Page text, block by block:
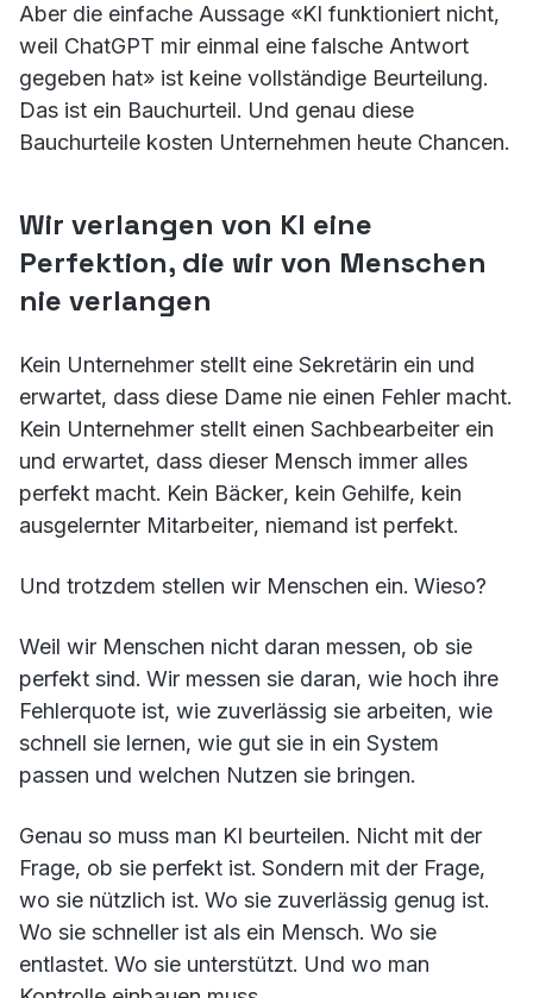
Aber die einfache Aussage «KI funktioniert nicht,
weil ChatGPT mir einmal eine falsche Antwort
gegeben hat» ist keine vollständige Beurteilung.
Das ist ein Bauchurteil. Und genau diese
Bauchurteile kosten Unternehmen heute Chancen.
Wir verlangen von KI eine
Perfektion, die wir von Menschen
nie verlangen
Kein Unternehmer stellt eine Sekretärin ein und
erwartet, dass diese Dame nie einen Fehler macht.
Kein Unternehmer stellt einen Sachbearbeiter ein
und erwartet, dass dieser Mensch immer alles
perfekt macht. Kein Bäcker, kein Gehilfe, kein
ausgelernter Mitarbeiter, niemand ist perfekt.
Und trotzdem stellen wir Menschen ein. Wieso?
Weil wir Menschen nicht daran messen, ob sie
perfekt sind. Wir messen sie daran, wie hoch ihre
Fehlerquote ist, wie zuverlässig sie arbeiten, wie
schnell sie lernen, wie gut sie in ein System
passen und welchen Nutzen sie bringen.
Genau so muss man KI beurteilen. Nicht mit der
Frage, ob sie perfekt ist. Sondern mit der Frage,
wo sie nützlich ist. Wo sie zuverlässig genug ist.
Wo sie schneller ist als ein Mensch. Wo sie
entlastet. Wo sie unterstützt. Und wo man